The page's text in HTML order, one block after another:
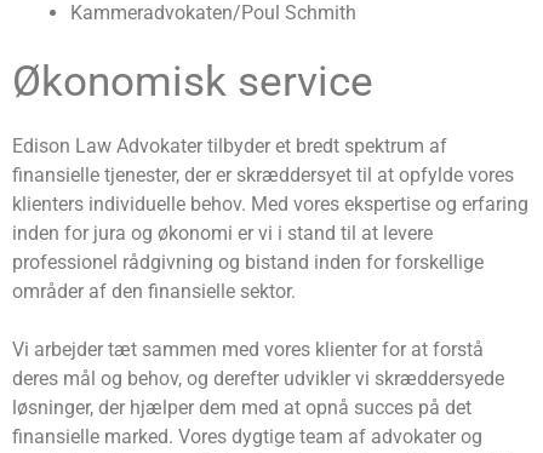
Kammeradvokaten/Poul Schmith
Økonomisk service
Edison Law Advokater tilbyder et bredt spektrum af
finansielle tjenester, der er skræddersyet til at opfylde vores
klienters individuelle behov. Med vores ekspertise og erfaring
inden for jura og økonomi er vi i stand til at levere
professionel rådgivning og bistand inden for forskellige
områder af den finansielle sektor.
Vi arbejder tæt sammen med vores klienter for at forstå
deres mål og behov, og derefter udvikler vi skræddersyede
løsninger, der hjælper dem med at opnå succes på det
finansielle marked. Vores dygtige team af advokater og